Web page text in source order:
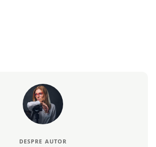
DESPRE AUTOR